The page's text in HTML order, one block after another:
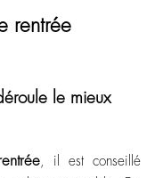
rentrée
le mieux
, il est conseillé